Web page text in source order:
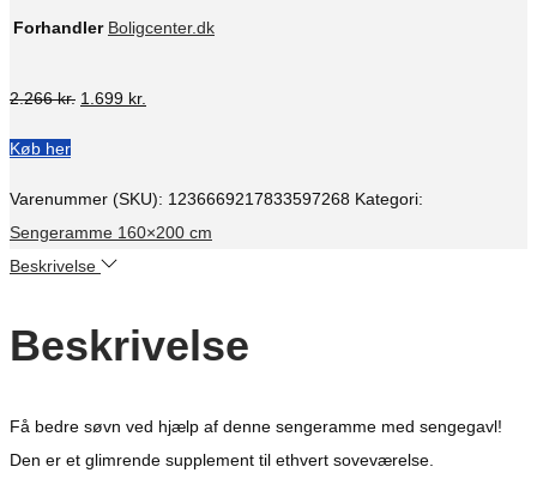
Forhandler Boligcenter.dk
2.266kr. Den
var:
2.266 kr..
1.699 kr.
er:
1.699 kr..
Køb her
Varenummer (SKU): 1236669217833597268 Kategori:
Sengeramme 160×200 cm
Beskrivelse
Beskrivelse
Få bedre søvn ved hjælp af denne sengeramme med sengegavl!
Den er et glimrende supplement til ethvert soveværelse.